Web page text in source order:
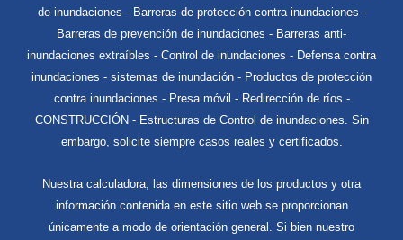
de inundaciones - Barreras de protección contra inundaciones -
Barreras de prevención de inundaciones - Barreras anti-
inundaciones extraíbles - Control de inundaciones - Defensa contra
inundaciones - sistemas de inundación - Productos de protección
contra inundaciones - Presa móvil - Redirección de ríos -
CONSTRUCCIÓN - Estructuras de Control de inundaciones. Sin
embargo, solicite siempre casos reales y certificados.
Nuestra calculadora, las dimensiones de los productos y otra
información contenida en este sitio web se proporcionan
únicamente a modo de orientación general. Si bien nuestro